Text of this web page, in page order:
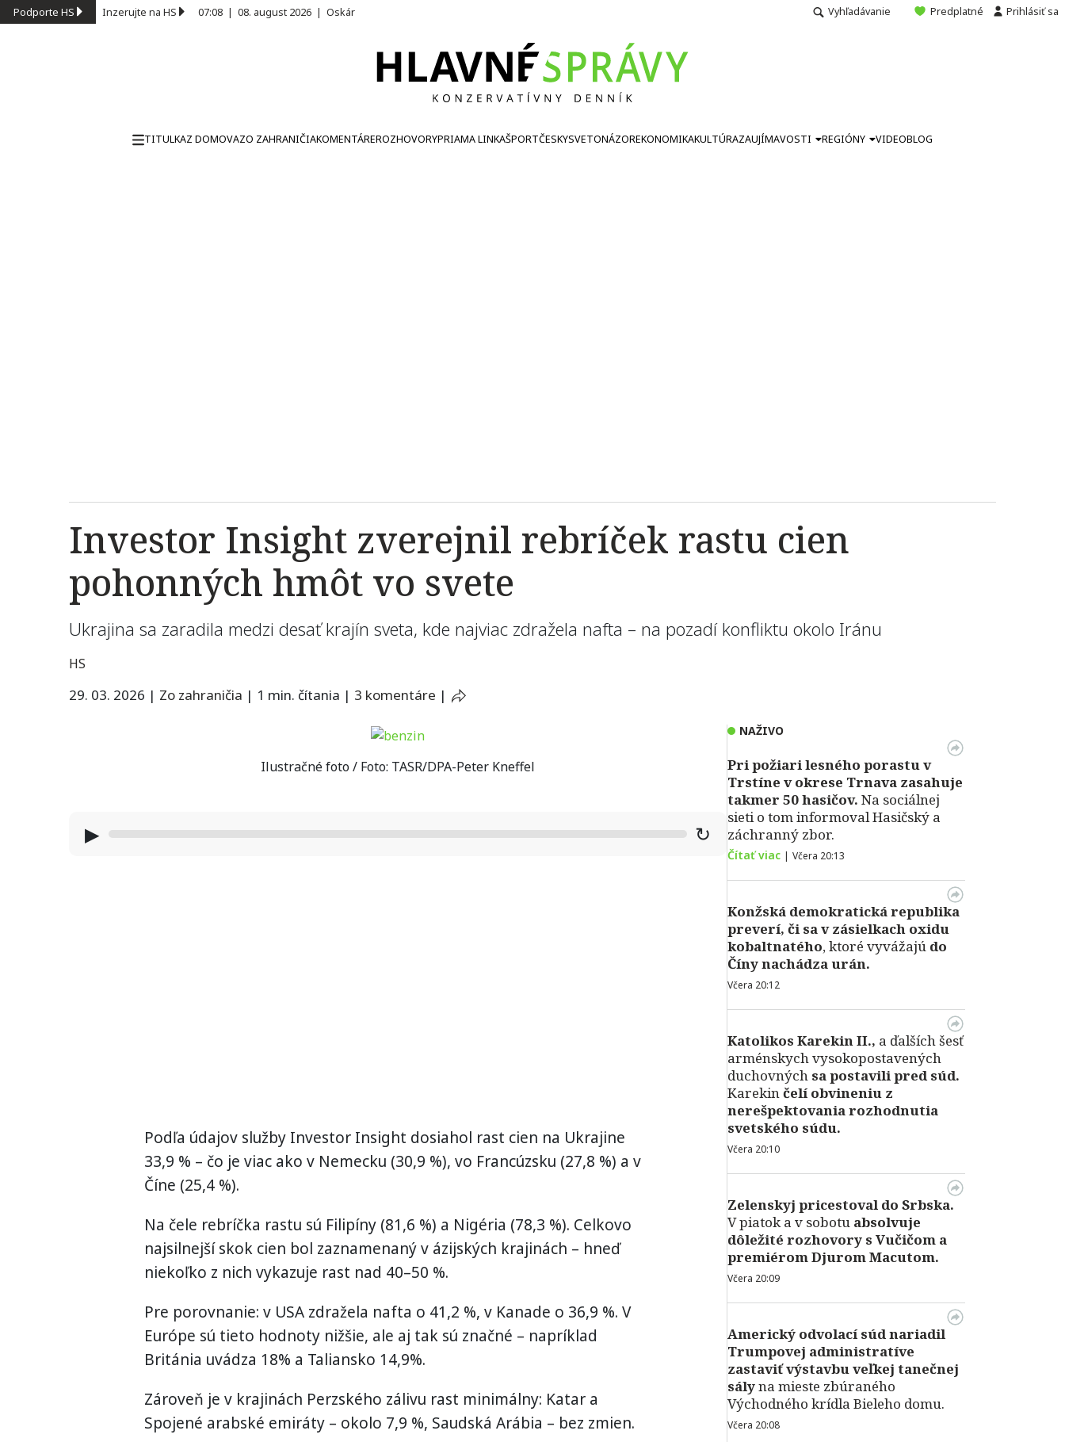
Podporte HS Inzerujte na HS 07:08 | 08. august 2026 | Oskár Vyhľadávanie Predplatné Prihlásiť sa
TITULKAZ DOMOVAZO ZAHRANIČIAKOMENTÁREROZHOVORYPRIAMA LINKAŠPORTČESKYSVETONÁZOREKONOMIKAKULTÚRAZAUJÍMAVOSTI REGIÓNY VIDEOBLOG
Investor Insight zverejnil rebríček rastu cien
pohonných hmôt vo svete
Ukrajina sa zaradila medzi desať krajín sveta, kde najviac zdražela nafta – na pozadí konfliktu okolo Iránu
HS
29. 03. 2026 | Zo zahraničia | 1 min. čítania | 3 komentáre |
Ilustračné foto / Foto: TASR/DPA-Peter Kneffel
▶ ↻
Podľa údajov služby Investor Insight dosiahol rast cien na Ukrajine
33,9 % – čo je viac ako v Nemecku (30,9 %), vo Francúzsku (27,8 %) a v
Číne (25,4 %).
Na čele rebríčka rastu sú Filipíny (81,6 %) a Nigéria (78,3 %). Celkovo
najsilnejší skok cien bol zaznamenaný v ázijských krajinách – hneď
niekoľko z nich vykazuje rast nad 40–50 %.
Pre porovnanie: v USA zdražela nafta o 41,2 %, v Kanade o 36,9 %. V
Európe sú tieto hodnoty nižšie, ale aj tak sú značné – napríklad
Británia uvádza 18% a Taliansko 14,9%.
Zároveň je v krajinách Perzského zálivu rast minimálny: Katar a
Spojené arabské emiráty – okolo 7,9 %, Saudská Arábia – bez zmien.
NAŽIVO
Pri požiari lesného porastu v
Trstíne v okrese Trnava zasahuje
takmer 50 hasičov. Na sociálnej
sieti o tom informoval Hasičský a
záchranný zbor.
Čítať viac | Včera 20:13
Konžská demokratická republika
preverí, či sa v zásielkach oxidu
kobaltnatého, ktoré vyvážajú do
Číny nachádza urán.
Včera 20:12
Katolikos Karekin II., a ďalších šesť
arménskych vysokopostavených
duchovných sa postavili pred súd.
Karekinčelí obvineniu z
nerešpektovania rozhodnutia
svetského súdu.
Včera 20:10
Zelenskyj pricestoval do Srbska.
V piatok a v sobotu absolvuje
dôležité rozhovory s Vučičom a
premiérom Djurom Macutom.
Včera 20:09
Americký odvolací súd nariadil
Trumpovej administratíve
zastaviť výstavbu veľkej tanečnej
sályna mieste zbúraného
Východného krídla Bieleho domu.
Včera 20:08